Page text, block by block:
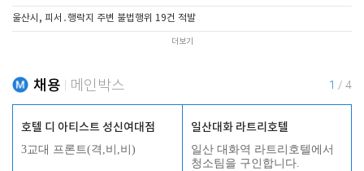
울산시, 피서․행락지 주변 불법행위 19건 적발
더보기
채용 메인박스 1 / 4
호텔 디 아티스트 성신여대점
3교대 프론트(격,비,비)
일산대화 라트리호텔
일산 대화역 라트리호텔에서
청소팀을 구인합니다.